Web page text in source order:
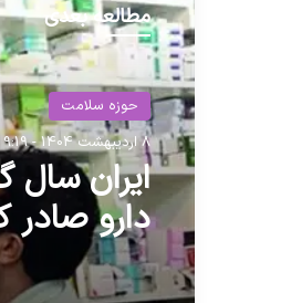
مطالعه بعدی
حوزه سلامت
8 اردیبهشت 1404 - 9:19 ق.ظ
دارو صادر
حوزه سلامت
16 اردیبهشت 1404 - 2:40 ب.ظ